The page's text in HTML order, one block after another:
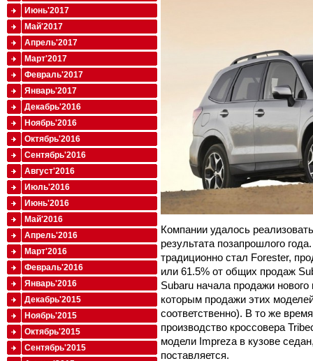
Компании удалось
результата позапрошлого
традиционно стал Forester,
или 61.5% от общих продаж
Subaru начала продажи
которым продажи этих
соответственно). В то же
производство кроссовера
модели Impreza в кузове
поставляется.
Июнь'2017
Май'2017
Апрель'2017
Март'2017
Февраль'2017
Январь'2017
Декабрь'2016
Ноябрь'2016
Октябрь'2016
Сентябрь'2016
Август'2016
Июль'2016
Июнь'2016
Май'2016
Апрель'2016
Март'2016
Февраль'2016
Январь'2016
Декабрь'2015
Ноябрь'2015
Октябрь'2015
Сентябрь'2015